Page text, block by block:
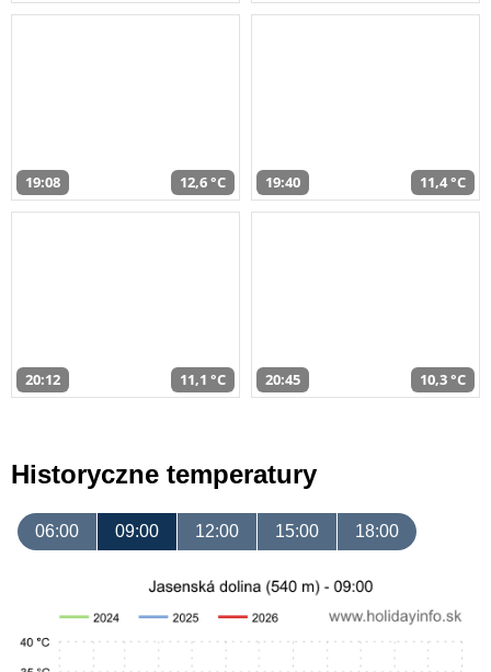
19:08 12,6 °C 19:40 11,4 °C
20:12 11,1 °C 20:45 10,3 °C
Historyczne temperatury
06:00 09:00 12:00 15:00 18:00